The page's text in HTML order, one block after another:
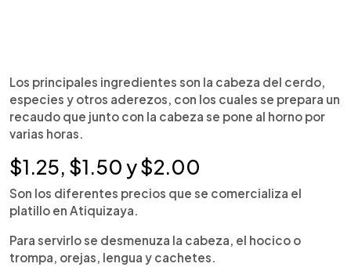
Los principales ingredientes son la cabeza del cerdo,
especies y otros aderezos, con los cuales se prepara un
recaudo que junto con la cabeza se pone al horno por
varias horas.
$1.25, $1.50 y $2.00
Son los diferentes precios que se comercializa el
platillo en Atiquizaya.
Para servirlo se desmenuza la cabeza, el hocico o
trompa, orejas, lengua y cachetes.